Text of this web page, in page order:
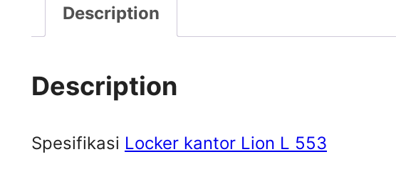
Description
Description
Spesifikasi Locker kantor Lion L 553